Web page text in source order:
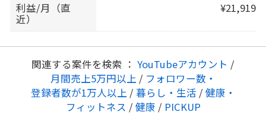
利益/月（直
近）
¥21,919
関連する案件を検索 ： YouTubeアカウント /
月間売上5万円以上 / フォロワー数・
登録者数が1万人以上 / 暮らし・生活 / 健康・
フィットネス / 健康 / PICKUP